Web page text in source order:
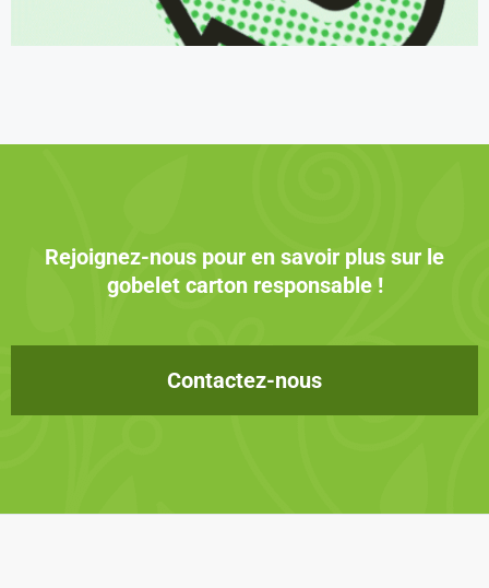
Rejoignez-nous pour en savoir plus sur le
gobelet carton responsable !
Contactez-nous